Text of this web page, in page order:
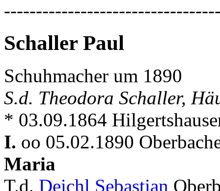
Schaller Paul
Schuhmacher um 1890
S.d. Theodora Schaller,
* 03.09.1864
I. oo 05.02.1890
Maria
T.d. Deichl Sebastian